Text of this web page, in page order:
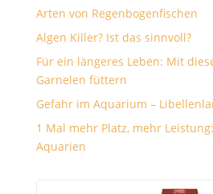
Arten von Regenbogenfischen
Algen Killer? Ist das sinnvoll?
Für ein längeres Leben: Mit
Garnelen füttern
Gefahr im Aquarium –
1 Mal mehr Platz, mehr
Aquarien